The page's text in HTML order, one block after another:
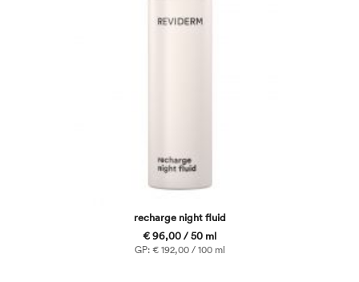
recharge night fluid
€ 96,00 / 50 ml
GP: € 192,00 / 100 ml